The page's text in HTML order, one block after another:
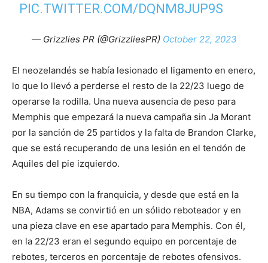
PIC.TWITTER.COM/DQNM8JUP9S
— Grizzlies PR (@GrizzliesPR) October 22, 2023
El neozelandés se había lesionado el ligamento en enero,
lo que lo llevó a perderse el resto de la 22/23 luego de
operarse la rodilla. Una nueva ausencia de peso para
Memphis que empezará la nueva campaña sin Ja Morant
por la sanción de 25 partidos y la falta de Brandon Clarke,
que se está recuperando de una lesión en el tendón de
Aquiles del pie izquierdo.
En su tiempo con la franquicia, y desde que está en la
NBA, Adams se convirtió en un sólido reboteador y en
una pieza clave en ese apartado para Memphis. Con él,
en la 22/23 eran el segundo equipo en porcentaje de
rebotes, terceros en porcentaje de rebotes ofensivos.